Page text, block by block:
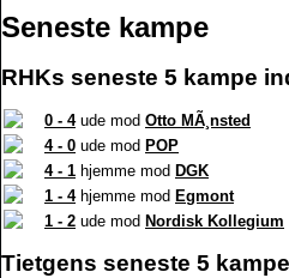
Seneste kampe
RHKs seneste 5 kampe
0 - 4ude mod Otto MÃ¸nsted
4 - 0 ude mod POP
4 - 1 hjemme mod DGK
1 - 4hjemme mod Egmont
1 - 2 ude mod Nordisk Kollegium
Tietgens seneste 5